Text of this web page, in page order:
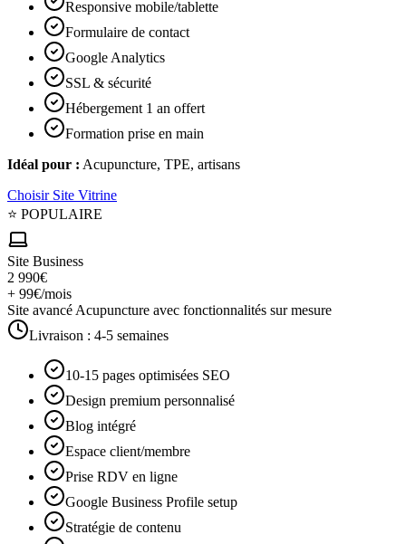
Responsive mobile/tablette
Formulaire de contact
Google Analytics
SSL & sécurité
Hébergement 1 an offert
Formation prise en main
Idéal pour : Acupuncture, TPE, artisans
Choisir Site Vitrine
⭐ POPULAIRE
Site Business
2 990€
+ 99€/mois
Site avancé Acupuncture avec fonctionnalités sur mesure
Livraison : 4-5 semaines
10-15 pages optimisées SEO
Design premium personnalisé
Blog intégré
Espace client/membre
Prise RDV en ligne
Google Business Profile setup
Stratégie de contenu